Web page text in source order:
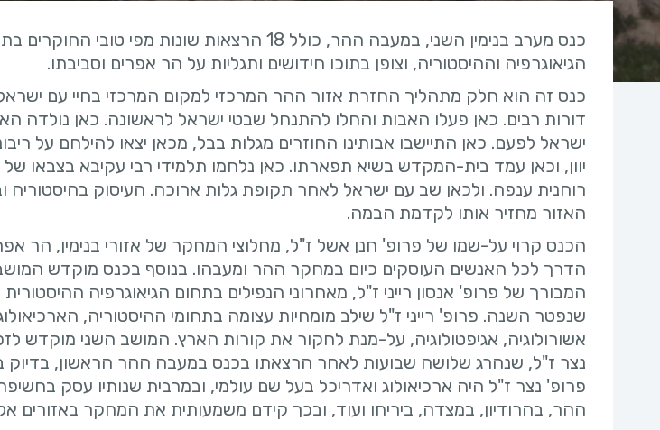
כנס מערב בנימין השני, במעבה ההר, כולל 18 הרצאות שונות מפי
הגיאוגרפיה וההיסטוריה, וצופן בתוכו חידושים ותגליות על הר אפרים וסביבתו.
כנס זה הוא חלק מתהליך החזרת אזור ההר המרכזי למקום המרכזי בחיי עם
דורות רבים. כאן פעלו האבות והחלו להתנחל שבטי ישראל לראשונה. כאן נולדה
ישראל לפעם. כאן התיישבו אבותינו החוזרים מגלות בבל, מכאן יצאו להילחם על
יוון, וכאן עמד בית-המקדש בשיא תפארתו. כאן נלחמו תלמידי רבי עקיבא בצבאו של
רוחנית ענפה. ולכאן שב עם ישראל לאחר תקופת גלות ארוכה. העיסוק בהיסטוריה
האזור מחזיר אותו לקדמת הבמה.
הכנס קרוי על-שמו של פרופ' חנן אשל ז"ל, מחלוצי המחקר של אזורי בנימין, הר
הדרך לכל האנשים העוסקים כיום במחקר ההר ומעבהו. בנוסף בכנס מוקדש
המבורך של פרופ' אנסון רייני ז"ל, מאחרוני הנפילים בתחום הגיאוגרפיה
שנפטר השנה. פרופ' רייני ז"ל שילב מומחיות עצומה בתחומי ההיסטוריה,
אשורולוגיה, אגיפטולוגיה, על-מנת לחקור את קורות הארץ. המושב השני מוקדש
נצר ז"ל, שנהרג שלושה שבועות לאחר הרצאתו בכנס במעבה ההר הראשון, בדיוק
פרופ' נצר ז"ל היה ארכיאולוג ואדריכל בעל שם עולמי, ובמרבית שנותיו עסק
ההר, בהרודיון, במצדה, ביריחו ועוד, ובכך קידם משמעותית את המחקר באזורים